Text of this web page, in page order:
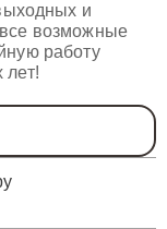
и
возможные
работу
лет!